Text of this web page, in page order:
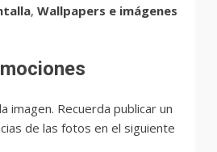
, Wallpapers e imágenes
imagen. Recuerda publicar un
de las fotos en el siguiente